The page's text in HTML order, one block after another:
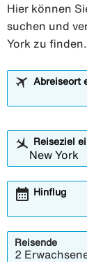
Hier können
suchen und
York zu finden.
Abreiseort
Reiseziel
Hinflug
calendar_month
Reisende
2